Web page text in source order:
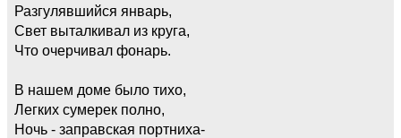
Разгулявшийся январь,
Свет выталкивал из круга,
Что очерчивал фонарь.
В нашем доме было тихо,
Легких сумерек полно,
Ночь - заправская портниха-